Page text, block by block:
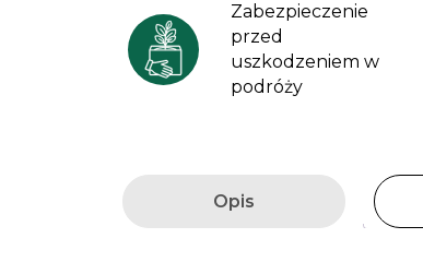
Zabezpieczenie
przed
uszkodzeniem w
podróży
Opis